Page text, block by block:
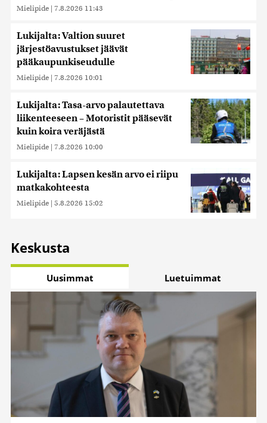
Mielipide | 7.8.2026 11:43
Lukijalta: Valtion suuret
järjestöavustukset jäävät
pääkaupunkiseudulle
Mielipide | 7.8.2026 10:01
Lukijalta: Tasa-arvo palautettava
liikenteeseen – Motoristit pääsevät
kuin koira veräjästä
Mielipide | 7.8.2026 10:00
Lukijalta: Lapsen kesän arvo ei riipu
matkakohteesta
Mielipide | 5.8.2026 15:02
Keskusta
Uusimmat Luetuimmat